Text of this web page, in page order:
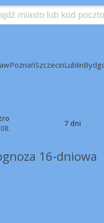
PoznańSzczecinLublin
7 dni
16-dniowa